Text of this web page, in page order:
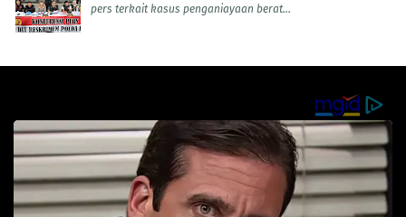
pers terkait kasus penganiayaan berat...